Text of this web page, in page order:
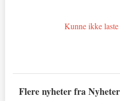
Kunne ikke
Flere nyheter fra Nyheter